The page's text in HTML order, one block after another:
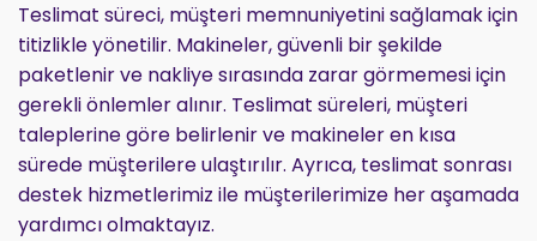
Teslimat süreci, müşteri memnuniyetini sağlamak için
titizlikle yönetilir. Makineler, güvenli bir şekilde
paketlenir ve nakliye sırasında zarar görmemesi için
gerekli önlemler alınır. Teslimat süreleri, müşteri
taleplerine göre belirlenir ve makineler en kısa
sürede müşterilere ulaştırılır. Ayrıca, teslimat sonrası
destek hizmetlerimiz ile müşterilerimize her aşamada
yardımcı olmaktayız.